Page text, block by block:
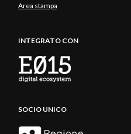
Area stampa
INTEGRATO CON
SOCIO UNICO